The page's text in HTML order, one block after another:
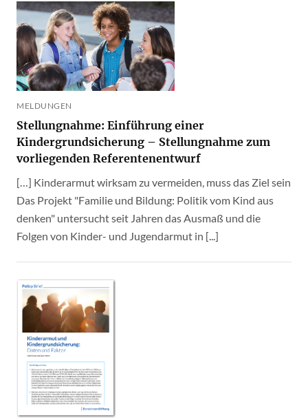
MELDUNGEN
Stellungnahme: Einführung einer
Kindergrundsicherung – Stellungnahme zum
vorliegenden Referentenentwurf
[…] Kinderarmut wirksam zu vermeiden, muss das Ziel sein
Das Projekt "Familie und Bildung: Politik vom Kind aus
denken" untersucht seit Jahren das Ausmaß und die
Folgen von Kinder- und Jugendarmut in [...]